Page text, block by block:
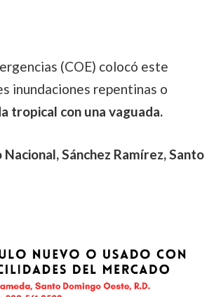
(COE) colocó este
inundaciones repentinas o
tropical con una vaguada.
Sánchez Ramírez, Santo